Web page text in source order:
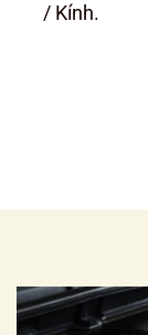
/ Kính.